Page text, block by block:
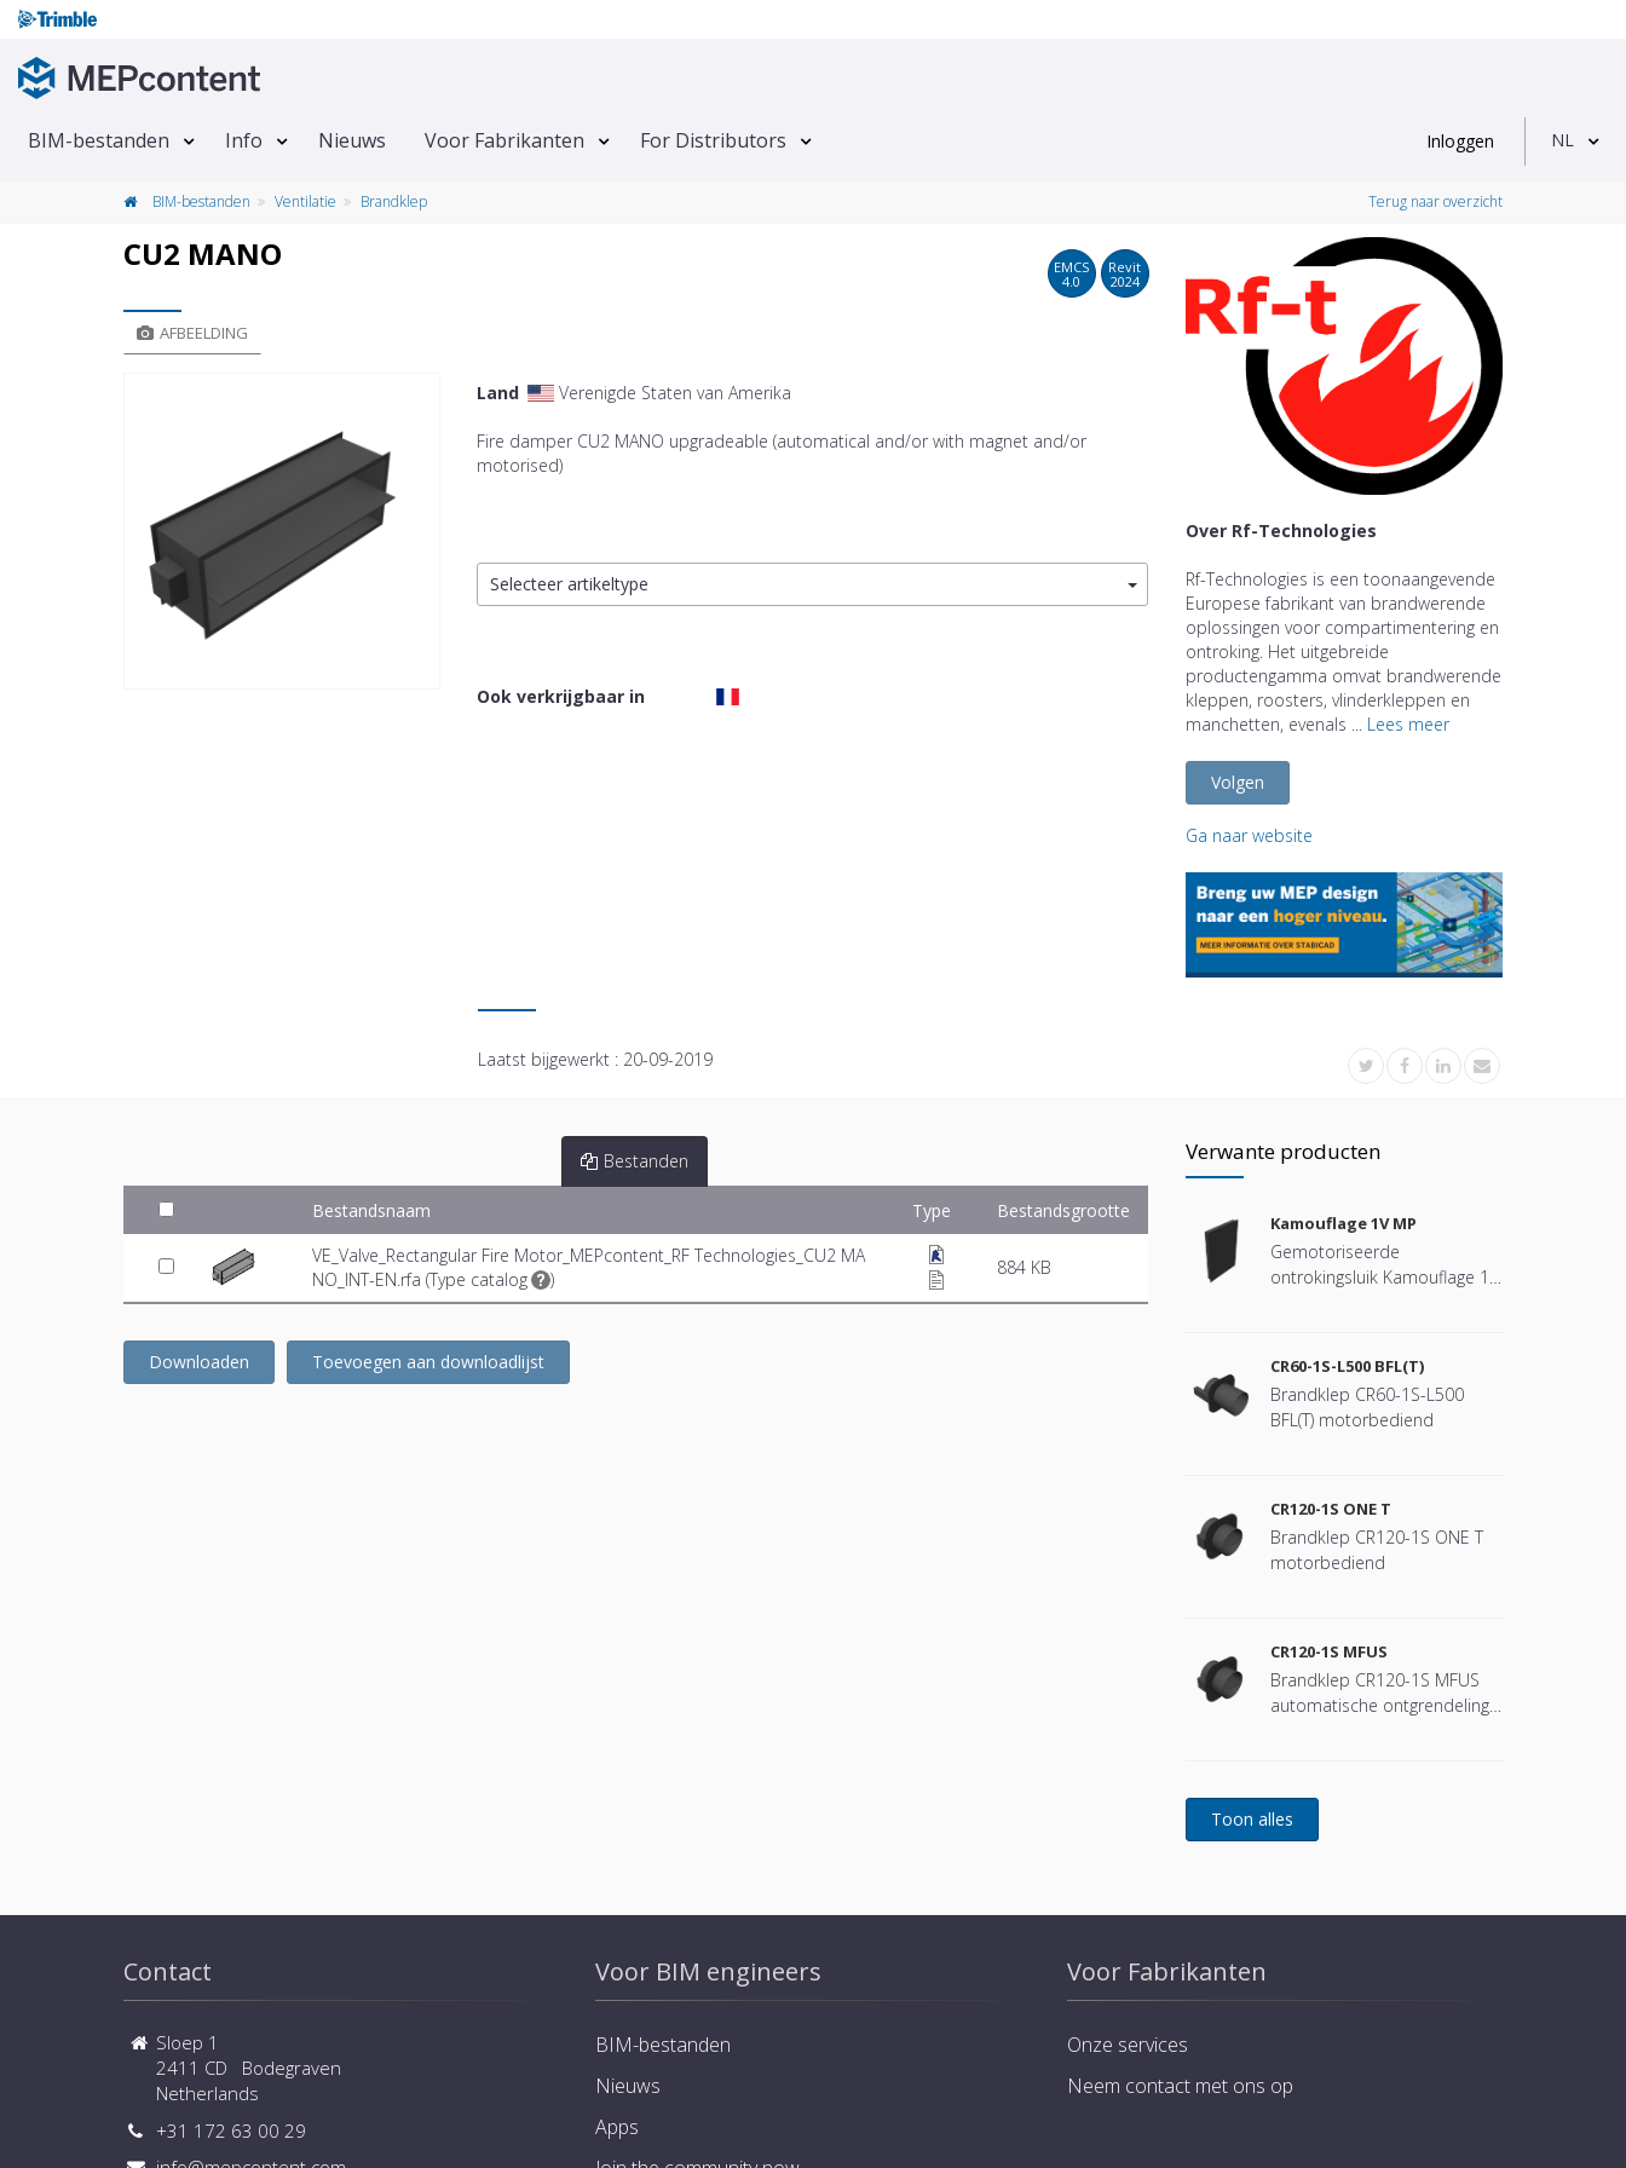
BIM-bestanden Info Nieuws Voor Fabrikanten For Distributors Inloggen NL
BIM-bestanden Ventilatie Brandklep Terug naar overzicht
CU2 MANO
EMCS
4.0
Revit
2024
AFBEELDING
Land Verenigde Staten van Amerika
Fire damper CU2 MANO upgradeable (automatical and/or with magnet and/or
motorised)
Selecteer artikeltype
Ook verkrijgbaar in
Over Rf-Technologies
Rf-Technologies is een toonaangevende
Europese fabrikant van brandwerende
oplossingen voor compartimentering en
ontroking. Het uitgebreide
productengamma omvat brandwerende
kleppen, roosters, vlinderkleppen en
manchetten, evenals ... Lees meer
Volgen
Ga naar website
Laatst bijgewerkt : 20-09-2019
Bestanden
Bestandsnaam Type
Bestandsgrootte
VE_Valve_Rectangular Fire Motor_MEPcontent_RF Technologies_CU2 MA
NO_INT-EN.rfa (Type catalog )
884 KB
Downloaden Toevoegen aan downloadlijst
Verwante producten
Kamouflage 1V MP
Gemotoriseerde
ontrokingsluik Kamouflage 1V
CR60-1S-L500 BFL(T)
Brandklep CR60-1S-L500
BFL(T) motorbediend
CR120-1S ONE T
Brandklep CR120-1S ONE T
motorbediend
CR120-1S MFUS
Brandklep CR120-1S MFUS
automatische ontgrendeling
Contact
Sloep 1
2411 CD Bodegraven
Netherlands
+31 172 63 00 29
Voor BIM engineers
BIM-bestanden
Nieuws
Apps
Voor Fabrikanten
Onze services
Neem contact met ons op